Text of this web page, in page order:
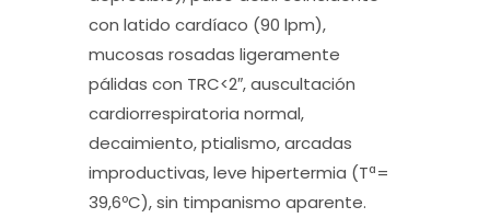
con latido cardíaco (90 lpm),
mucosas rosadas ligeramente
pálidas con TRC<2″, auscultación
cardiorrespiratoria normal,
decaimiento, ptialismo, arcadas
improductivas, leve hipertermia (Tª=
39,6ºC), sin timpanismo aparente.